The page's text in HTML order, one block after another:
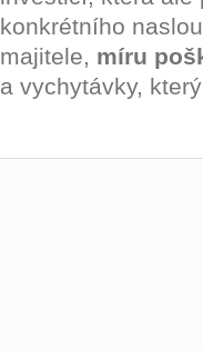
konkrétního
majitele, míru
a vychytávky,